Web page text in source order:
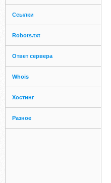
Ссылки
Robots.txt
Ответ сервера
Whois
Хостинг
Разное